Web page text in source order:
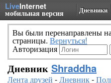
LiveInternet
мобильная версия Дневники
Вы были перенаправлены
страницы. Вернуться!
Авторизация
Дневник Shraddha
Лента друзей -Дневник-